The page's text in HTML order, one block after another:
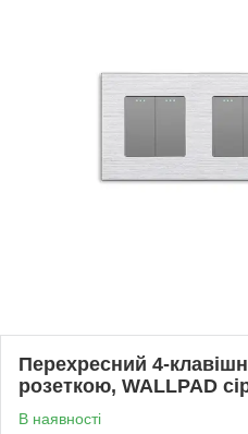
Перехресний 4-
розеткою, WALLPAD
В наявності